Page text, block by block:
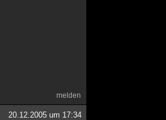
melden
20.12.2005 um 17:34